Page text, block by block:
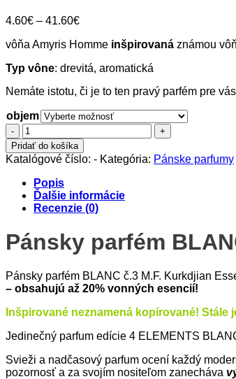
4.60€ – 41.60€Price
4.60€
41.60€
vôňa Amyris Homme inšpirovaná známou
Typ vône: drevitá, aromatická
Nemáte istotu, či je to ten pravý parfém pre
objem
množstvo
Pánsky
parfém
BLANC
č.3
M.
F.
Kurkdjian,
Amyris
Pridať do košíka
Katalógové číslo: - Kategória: Pánske parfumy
Popis
Ďalšie informácie
Recenzie (0)
Pánsky parfém
Pánsky parfém BLANC č.3 M.F. Kurkdjian
– obsahujú až 20% vonných esencií!
Inšpirované neznamená kopírované! Stále
Jedinečný parfum edície 4 ELEMENTS
Svieži a nadčasový parfum ocení každý
pozornosť a za svojím nositeľom zanecháva